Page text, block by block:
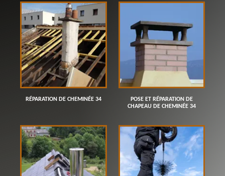
RÉPARATION DE CHEMINÉE 34
POSE ET RÉPARATION DE
CHAPEAU DE CHEMINÉE 34